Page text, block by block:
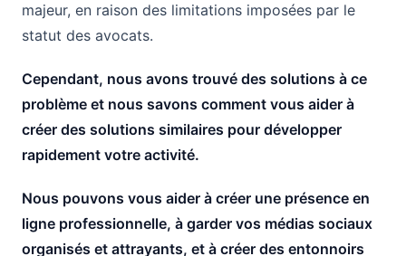
majeur, en raison des limitations imposées par le
statut des avocats.
Cependant, nous avons trouvé des solutions à ce
problème et nous savons comment vous aider à
créer des solutions similaires pour développer
rapidement votre activité.
Nous pouvons vous aider à créer une présence en
ligne professionnelle, à garder vos médias sociaux
organisés et attrayants, et à créer des entonnoirs